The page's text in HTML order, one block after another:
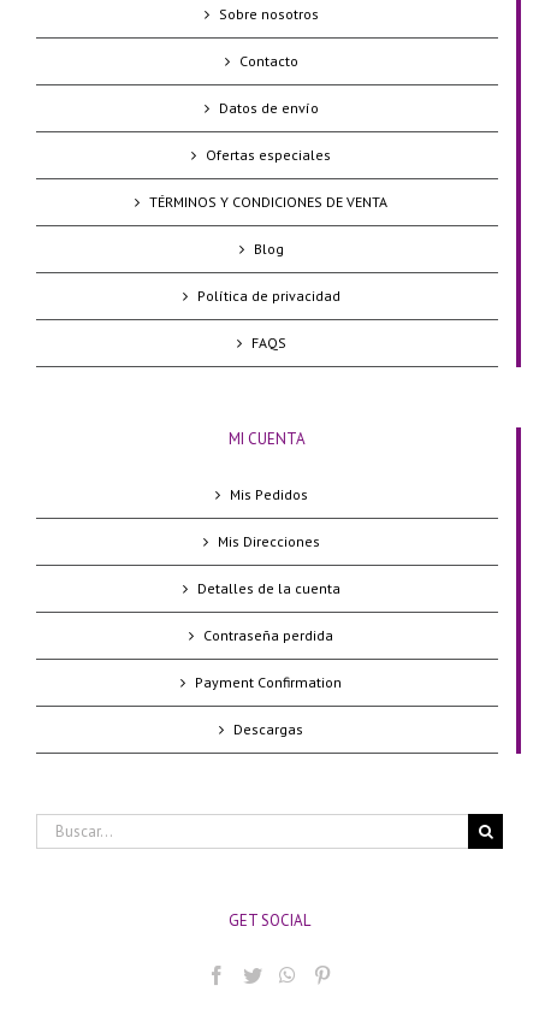
Sobre nosotros
Contacto
Datos de envío
Ofertas especiales
TÉRMINOS Y CONDICIONES DE VENTA
Blog
Política de privacidad
FAQS
MI CUENTA
Mis Pedidos
Mis Direcciones
Detalles de la cuenta
Contraseña perdida
Payment Confirmation
Descargas
Buscar:
GET SOCIAL